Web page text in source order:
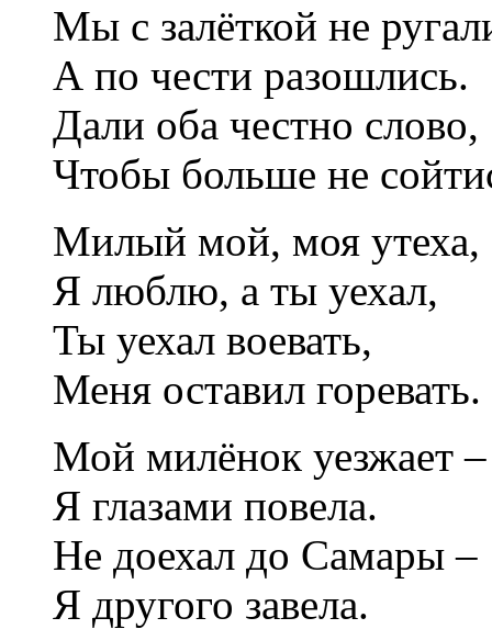
Мы с залёткой не
А по чести разошлись.
Дали оба честно слово,
Чтобы больше не
Милый мой, моя утеха,
Я люблю, а ты уехал,
Ты уехал воевать,
Меня оставил горевать.
Мой милёнок уезжает –
Я глазами повела.
Не доехал до Самары –
Я другого завела.